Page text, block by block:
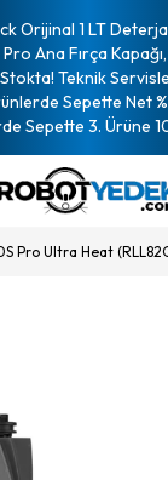
Orijinal 1 LT
Ana Fırça
Teknik
Sepette Net
Sepette 3. Ürüne